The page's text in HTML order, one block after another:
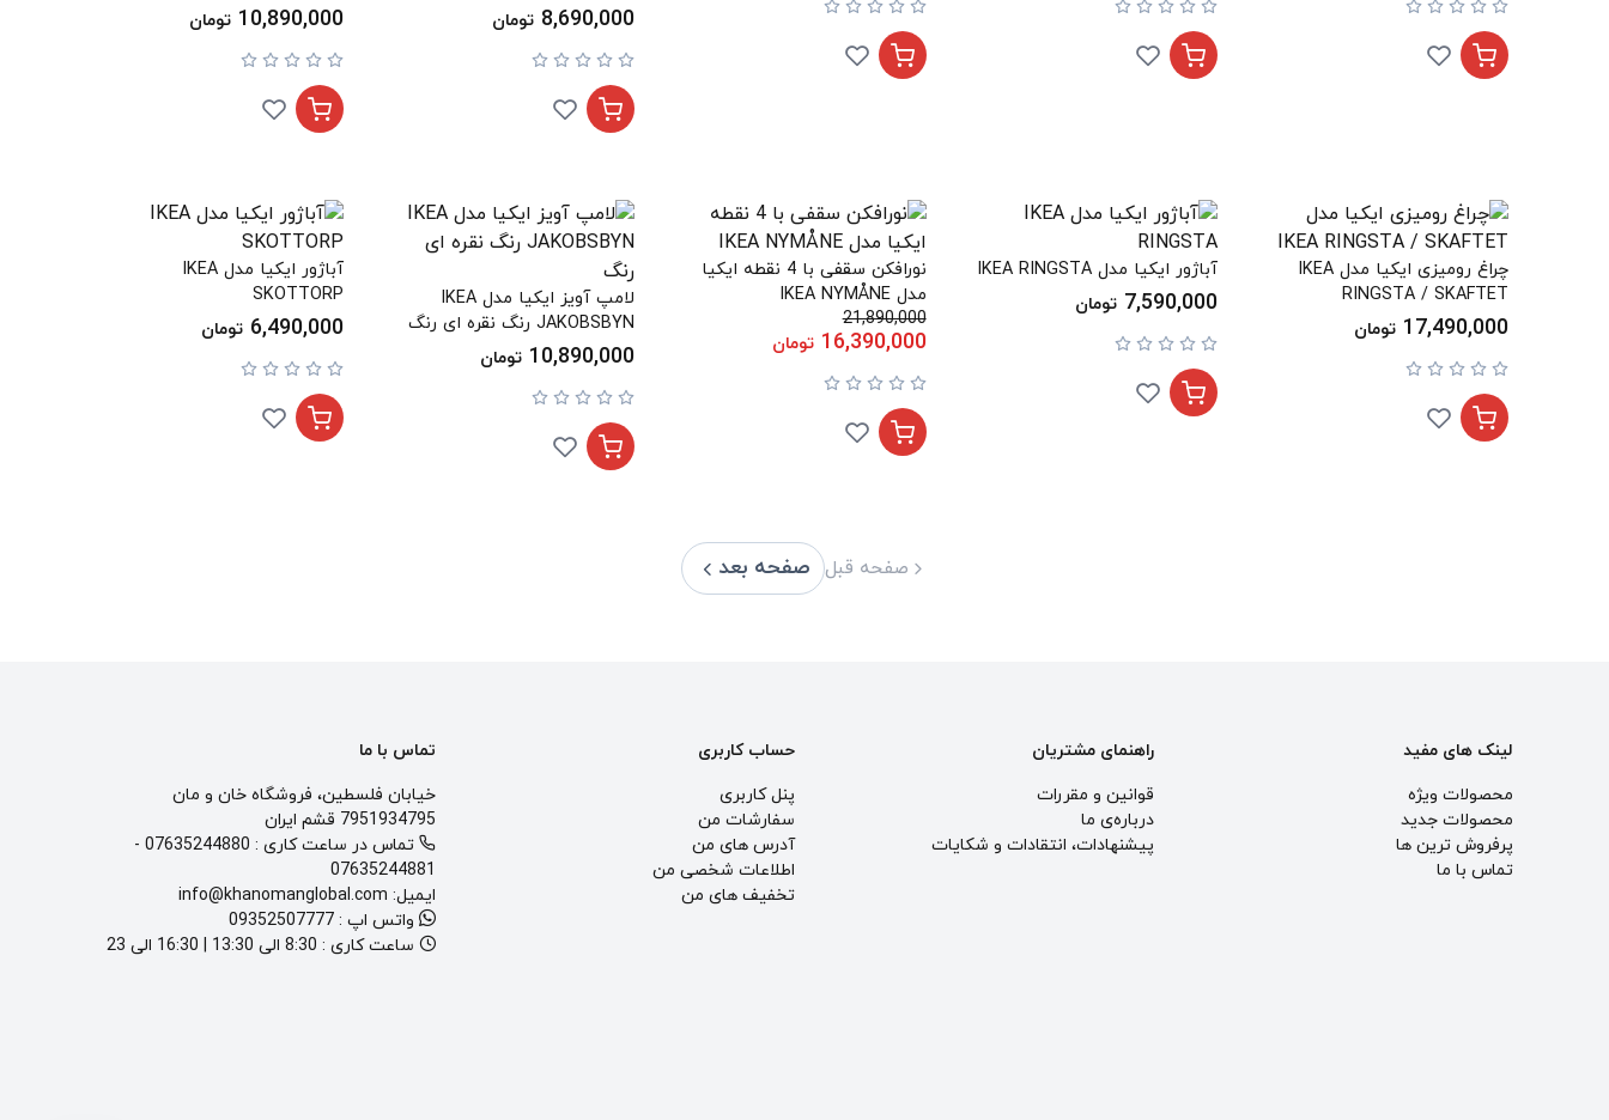
8,690,000 تومان 10,890,000 تومان
چراغ رومیزی ایکیا مدل IKEA
RINGSTA / SKAFTET
17,490,000 تومان
آباژور ایکیا مدل IKEA RINGSTA
7,590,000 تومان
نورافکن سقفی با 4 نقطه ایکیا
مدل IKEA NYMÅNE
21,890,000
16,390,000 تومان
لامپ آویز ایکیا مدل IKEA
JAKOBSBYN رنگ نقره ای رنگ
10,890,000 تومان
آباژور ایکیا مدل IKEA
SKOTTORP
6,490,000 تومان
صفحه قبل صفحه بعد
لینک های مفید
محصولات ویژه
محصولات جدید
پرفروش ترین‌ ها
تماس با ما
راهنمای مشتریان
قوانین و مقررات
درباره‌ی ما
پيشنهادات، انتقادات و شكايات
حساب کاربری
پنل کاربری
سفارشات من
آدرس های من
اطلاعات شخصی من
تخفیف های من
تماس با ما
خیابان فلسطین، فروشگاه خان و مان
7951934795 قشم ایران
تماس در ساعت کاری : 07635244880
-
07635244881
ایمیل: info@khanomanglobal.com
واتس اپ : 09352507777
ساعت کاری : 8:30 الی 13:30 | 16:30 الی 23